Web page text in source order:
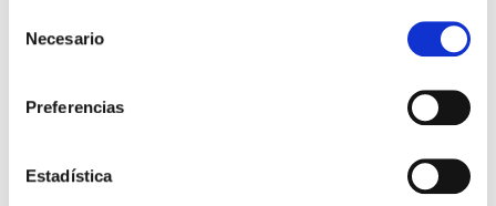
Necesario
Preferencias
Estadística
precariedad del mercado laboral provoca cada año
miles de accidentes en Hego Euskal Herria. La pérdida
consecuencias irreparables que incapacitan al afectado
o afectada de manera temporal o permanente, y en